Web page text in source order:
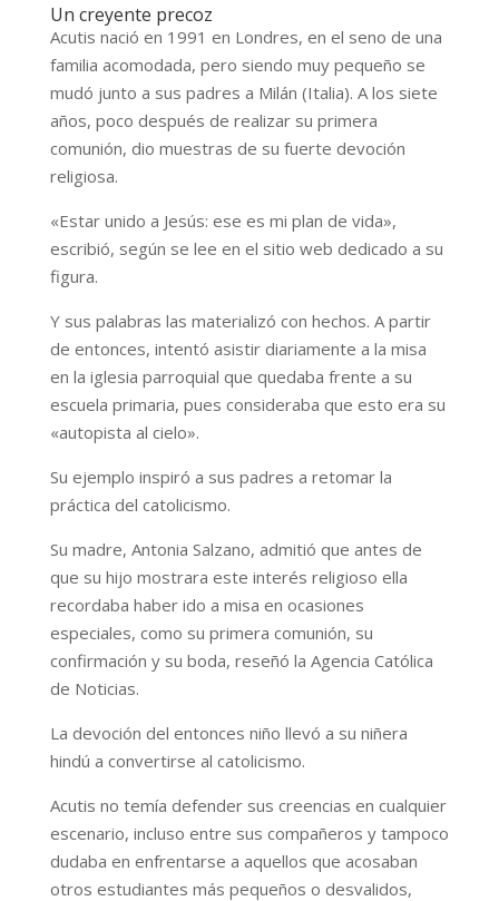
Un creyente precoz
Acutis nació en 1991 en Londres, en el seno de una
familia acomodada, pero siendo muy pequeño se
mudó junto a sus padres a Milán (Italia). A los siete
años, poco después de realizar su primera
comunión, dio muestras de su fuerte devoción
religiosa.
«Estar unido a Jesús: ese es mi plan de vida»,
escribió, según se lee en el sitio web dedicado a su
figura.
Y sus palabras las materializó con hechos. A partir
de entonces, intentó asistir diariamente a la misa
en la iglesia parroquial que quedaba frente a su
escuela primaria, pues consideraba que esto era su
«autopista al cielo».
Su ejemplo inspiró a sus padres a retomar la
práctica del catolicismo.
Su madre, Antonia Salzano, admitió que antes de
que su hijo mostrara este interés religioso ella
recordaba haber ido a misa en ocasiones
especiales, como su primera comunión, su
confirmación y su boda, reseñó la Agencia Católica
de Noticias.
La devoción del entonces niño llevó a su niñera
hindú a convertirse al catolicismo.
Acutis no temía defender sus creencias en cualquier
escenario, incluso entre sus compañeros y tampoco
dudaba en enfrentarse a aquellos que acosaban
otros estudiantes más pequeños o desvalidos,